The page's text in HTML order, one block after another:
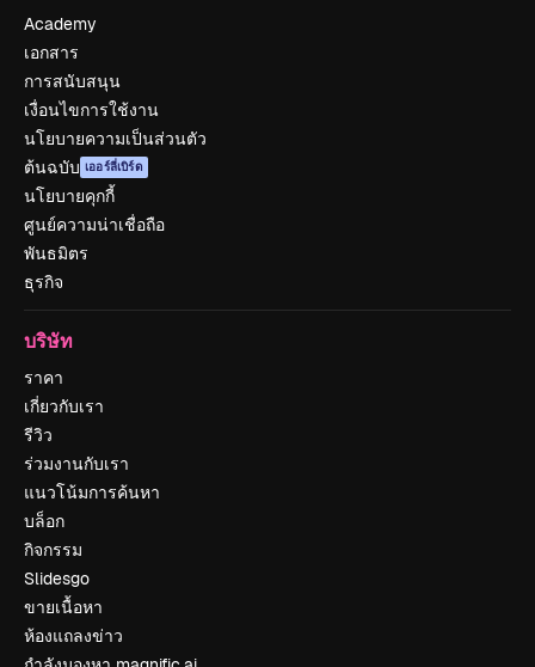
Academy
เอกสาร
การสนับสนุน
เงื่อนไขการใช้งาน
นโยบายความเป็นส่วนตัว
ต้นฉบับ เออร์ลี่เบิร์ด
นโยบายคุกกี้
ศูนย์ความน่าเชื่อถือ
พันธมิตร
ธุรกิจ
บริษัท
ราคา
เกี่ยวกับเรา
รีวิว
ร่วมงานกับเรา
แนวโน้มการค้นหา
บล็อก
กิจกรรม
Slidesgo
ขายเนื้อหา
ห้องแถลงข่าว